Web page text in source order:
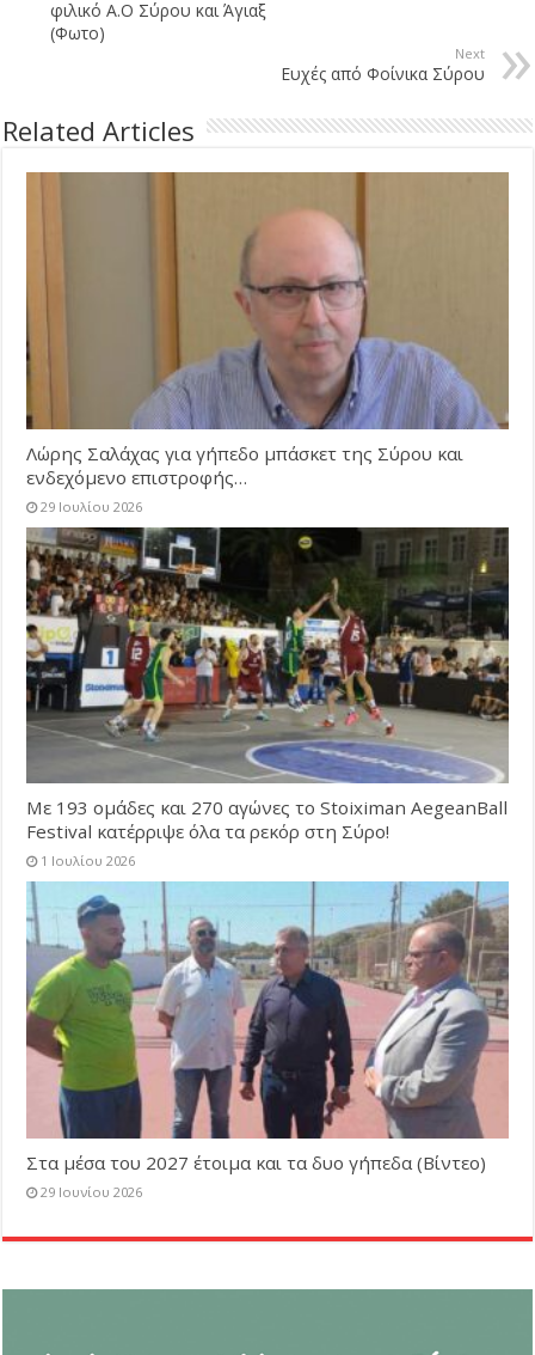
φιλικό Α.Ο Σύρου και Άγιαξ
(Φωτο)
Next
Ευχές από Φοίνικα Σύρου
Related Articles
Λώρης Σαλάχας για γήπεδο μπάσκετ της Σύρου και
ενδεχόμενο επιστροφής…
29 Ιουλίου 2026
Με 193 ομάδες και 270 αγώνες το Stoiximan AegeanBall
Festival κατέρριψε όλα τα ρεκόρ στη Σύρο!
1 Ιουλίου 2026
Στα μέσα του 2027 έτοιμα και τα δυο γήπεδα (Βίντεο)
29 Ιουνίου 2026